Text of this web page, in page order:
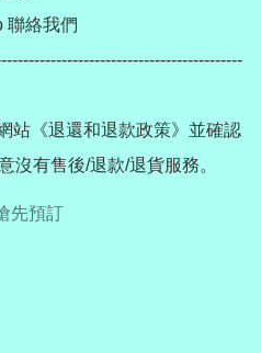
聯絡我們
站《退還和退款政策》並確認
沒有售後/退款/退貨服務。
先預訂